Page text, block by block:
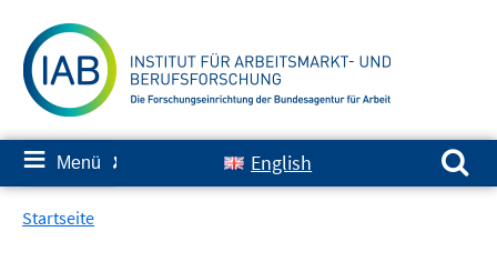
zum
Inhalt
≡ Menü ✘ English
Suchen nach:
Startseite